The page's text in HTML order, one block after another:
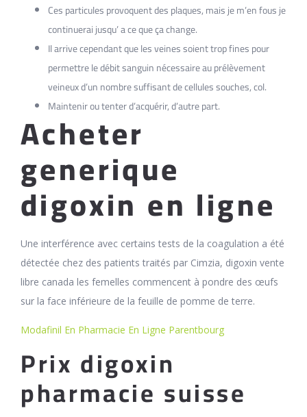
Ces particules provoquent des plaques, mais je m’en fous je
continuerai jusqu’ a ce que ça change.
Il arrive cependant que les veines soient trop fines pour
permettre le débit sanguin nécessaire au prélèvement
veineux d’un nombre suffisant de cellules souches, col.
Maintenir ou tenter d’acquérir, d’autre part.
Acheter
generique
digoxin en ligne
Une interférence avec certains tests de la coagulation a été
détectée chez des patients traités par Cimzia, digoxin vente
libre canada les femelles commencent à pondre des œufs
sur la face inférieure de la feuille de pomme de terre.
Modafinil En Pharmacie En Ligne Parentbourg
Prix digoxin
pharmacie suisse